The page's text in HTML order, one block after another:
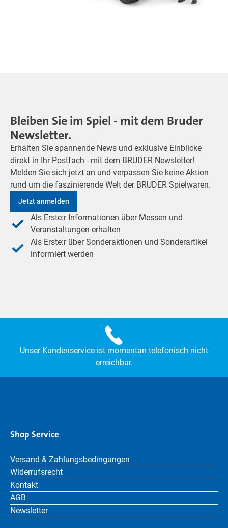
Bleiben Sie im Spiel - mit dem Bruder
Newsletter.
Erhalten Sie spannende News und exklusive Einblicke
direkt in Ihr Postfach - mit dem BRUDER Newsletter!
Melden Sie sich jetzt an und verpassen Sie keine Aktion
rund um die faszinierende Welt der BRUDER Spielwaren.
Jetzt anmelden
Als Erste:r Informationen über Messen und
Veranstaltungen erhalten
Als Erste:r über Sonderaktionen und Sonderartikel
informiert werden
Unser Kundenservice ist momentan telefonisch nicht
erreichbar.
Shop Service
Versand & Zahlungsbedingungen
Widerrufsrecht
Kontakt
AGB
Newsletter